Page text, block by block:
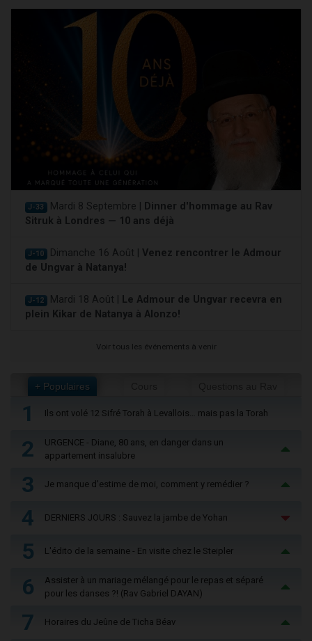
J-33 Mardi 8 Septembre |
Dinner d'hommage au Rav
Sitruk à Londres — 10 ans déjà
J-10 Dimanche 16 Août | Venez rencontrer le Admour
de Ungvar à Natanya!
J-12 Mardi 18 Août |
Le Admour de Ungvar recevra en
plein Kikar de Natanya à Alonzo!
Voir tous les événements à venir
+ Populaires
1 Ils ont volé 12 Sifré Torah à Levallois… mais pas la Torah
2
URGENCE - Diane, 80 ans, en danger dans un
appartement insalubre
3 Je manque d'estime de moi, comment y remédier ?
4 DERNIERS JOURS : Sauvez la jambe de Yohan
5 L'édito de la semaine - En visite chez le Steipler
6
Assister à un mariage mélangé pour le repas et séparé
pour les danses ?! (Rav Gabriel DAYAN)
7 Horaires du Jeûne de Ticha Béav